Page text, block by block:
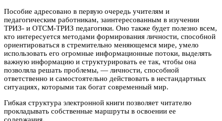
Пособие адресовано в первую очередь учителям и
педагогическим работникам, заинтересованным в изучении
ТРИЗ- и ОТСМ-ТРИЗ педагогики. Оно также будет полезно всем,
кто интересуется методами формирования личности, способной
ориентироваться в стремительно меняющемся мире, умело
использовать его огромные информационные потоки, выделять
важную информацию и структурировать ее так, чтобы она
позволяла решать проблемы, — личности, способной
ответственно и самостоятельно действовать в нестандартных
ситуациях, которыми так богат современный мир.
Гибкая структура электронной книги позволяет читателю
прокладывать собственные маршруты в освоении ее